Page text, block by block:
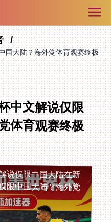
国大陆？海外党体育观赛终极
中文解说仅限
体育观赛终极
说仅限中国大陆在新
加坡看世界杯中文解说仅限中国大陆？海外党